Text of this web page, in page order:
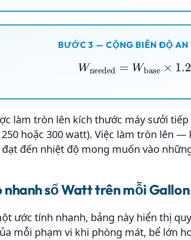
BƯỚC 3 — CỘNG BIÊN ĐỘ AN
Wneeded=Wbase ×
làm tròn lên kích thước máy sưởi
250 hoặc 300 watt). Việc làm tròn
đạt đến nhiệt độ mong muốn vào
nhanh số Watt trên mỗi Gallon
ước tính nhanh, bảng này hiển thị
mỗi phạm vi khi phòng mát, bể lớn